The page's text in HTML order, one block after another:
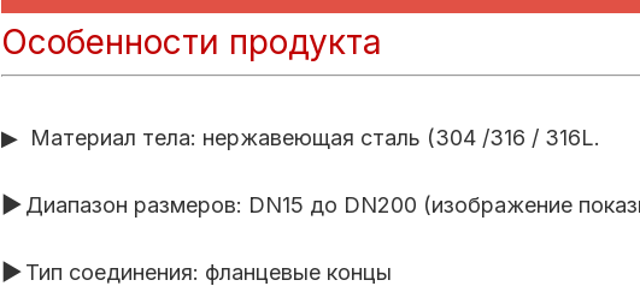
Особенности продукта
▶ Материал тела: нержавеющая сталь (304 /316 / 316L.
▶Диапазон размеров: DN15 до DN200 (изображение
▶Тип соединения: фланцевые концы